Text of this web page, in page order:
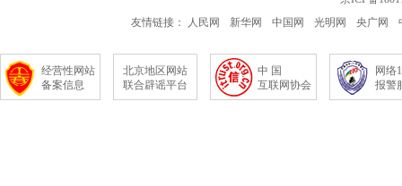
友情链接：
人民网 新华网 中国网 光明网 央广网
经营性网站
备案信息
北京地区网站
联合辟谣平台
中 国
互联网协会
网络
报警